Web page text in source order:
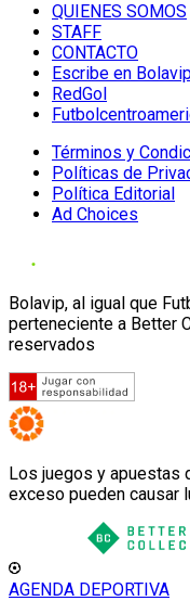
QUIENES SOMOS
STAFF
CONTACTO
Escribe en
RedGol
Términos y
Políticas de
Política Editorial
Ad Choices
Bolavip, al igual que
perteneciente a Better
reservados
Los juegos y apuestas
exceso pueden causar
AGENDA DEPORTIVA